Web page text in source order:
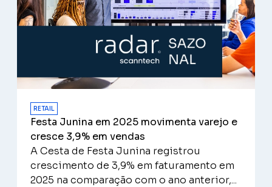
RETAIL
Festa Junina em 2025 movimenta varejo e
cresce 3,9% em vendas
A Cesta de Festa Junina registrou
crescimento de 3,9% em faturamento em
2025 na comparação com o ano anterior,...